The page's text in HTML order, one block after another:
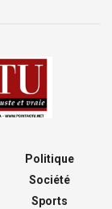
Politique
Société
Sports